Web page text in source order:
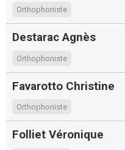
Orthophoniste
Destarac Agnès
Orthophoniste
Favarotto Christine
Orthophoniste
Folliet Véronique